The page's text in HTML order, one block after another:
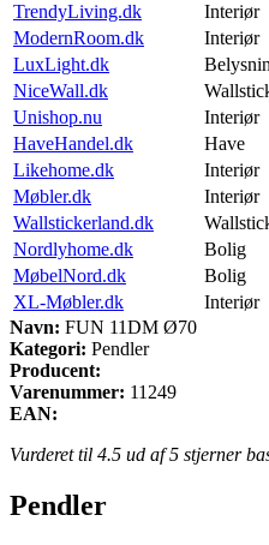
TrendyLiving.dk
Interiør
ModernRoom.dk
Interiør
LuxLight.dk
NiceWall.dk
Unishop.nu
Interiør
HaveHandel.dk
Have
Likehome.dk
Interiør
Møbler.dk
Interiør
Wallstickerland.dk
Nordlyhome.dk
Bolig
MøbelNord.dk
Bolig
XL-Møbler.dk
Interiør
Navn: FUN 11DM Ø70
Kategori: Pendler
Producent:
Varenummer: 11249
EAN:
Vurderet til 4.5 ud af 5 stjerner
Pendler